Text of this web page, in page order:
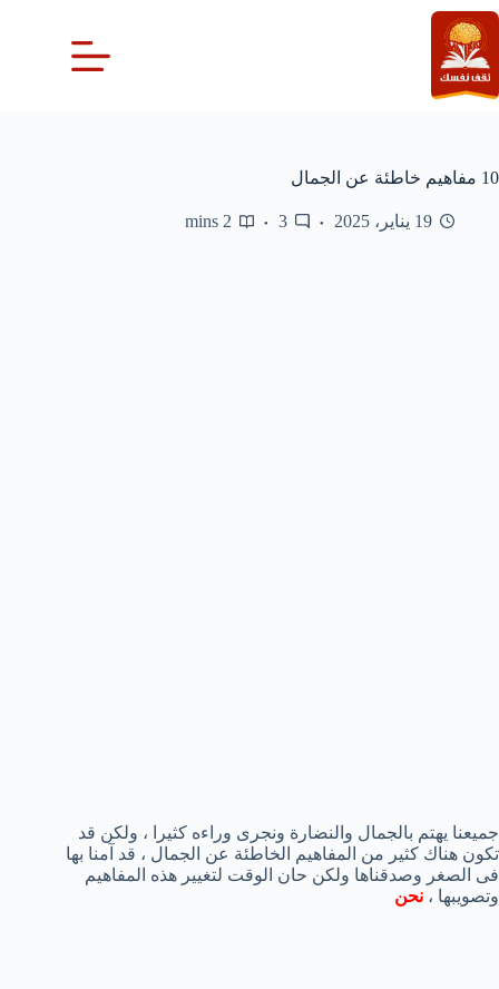
التجاوز
إلى
المحتوى
10 مفاهيم خاطئة عن الجمال
19 يناير، 2025 3
2 mins
جميعنا يهتم بالجمال والنضارة ونجرى وراءه كثيرا ، ولكن قد
تكون هناك كثير من المفاهيم الخاطئة عن الجمال ، قد آمنا بها
فى الصغر وصدقناها ولكن حان الوقت لتغيير هذه المفاهيم
وتصويبها ، نحن